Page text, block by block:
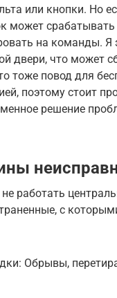
или кнопки. Но
срабатывать
на команды. Я
двери, что может
тоже повод для
поэтому стоит
решение
работать
с
Обрывы,